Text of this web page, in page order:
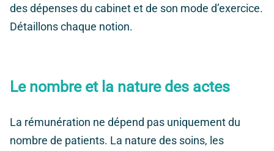
des dépenses du cabinet et de son mode d’exercice.
Détaillons chaque notion.
Le nombre et la nature des actes
La rémunération ne dépend pas uniquement du
nombre de patients. La nature des soins, les